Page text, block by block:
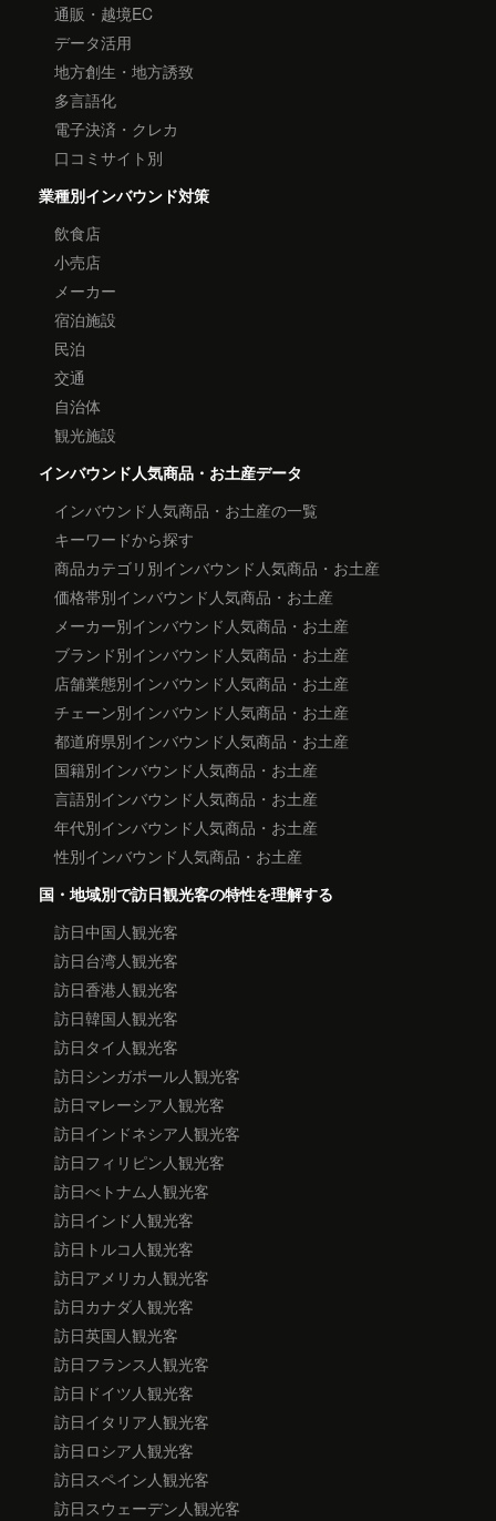
通販・越境EC
データ活用
地方創生・地方誘致
多言語化
電子決済・クレカ
口コミサイト別
業種別インバウンド対策
飲食店
小売店
メーカー
宿泊施設
民泊
交通
自治体
観光施設
インバウンド人気商品・お土産データ
インバウンド人気商品・お土産の一覧
キーワードから探す
商品カテゴリ別インバウンド人気商品・お土産
価格帯別インバウンド人気商品・お土産
メーカー別インバウンド人気商品・お土産
ブランド別インバウンド人気商品・お土産
店舗業態別インバウンド人気商品・お土産
チェーン別インバウンド人気商品・お土産
都道府県別インバウンド人気商品・お土産
国籍別インバウンド人気商品・お土産
言語別インバウンド人気商品・お土産
年代別インバウンド人気商品・お土産
性別インバウンド人気商品・お土産
国・地域別で訪日観光客の特性を理解する
訪日中国人観光客
訪日台湾人観光客
訪日香港人観光客
訪日韓国人観光客
訪日タイ人観光客
訪日シンガポール人観光客
訪日マレーシア人観光客
訪日インドネシア人観光客
訪日フィリピン人観光客
訪日べトナム人観光客
訪日インド人観光客
訪日トルコ人観光客
訪日アメリカ人観光客
訪日カナダ人観光客
訪日英国人観光客
訪日フランス人観光客
訪日ドイツ人観光客
訪日イタリア人観光客
訪日ロシア人観光客
訪日スペイン人観光客
訪日スウェーデン人観光客